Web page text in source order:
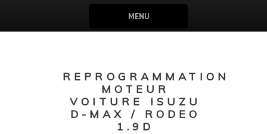
MENU
REPROGRAMMATION
MOTEUR
VOITURE ISUZU
D-MAX / RODEO
1.9D